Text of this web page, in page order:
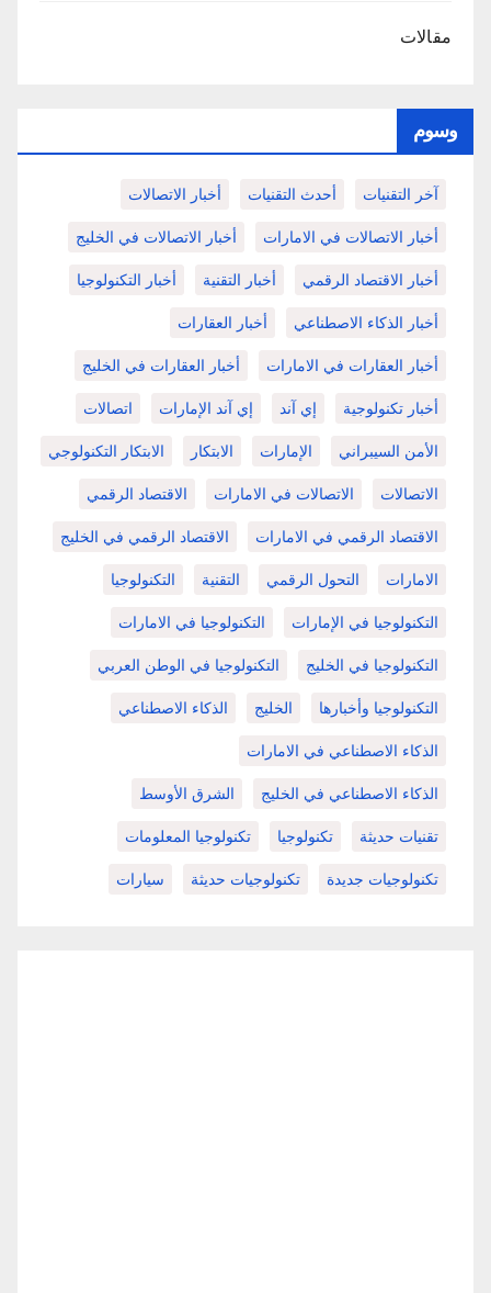
مقالات
وسوم
آخر التقنيات أحدث التقنيات أخبار الاتصالات
أخبار الاتصالات في الامارات أخبار الاتصالات في الخليج
أخبار الاقتصاد الرقمي أخبار التقنية أخبار التكنولوجيا
أخبار الذكاء الاصطناعي أخبار العقارات
أخبار العقارات في الامارات أخبار العقارات في الخليج
أخبار تكنولوجية إي آند إي آند الإمارات اتصالات
الأمن السيبراني الإمارات الابتكار الابتكار التكنولوجي
الاتصالات الاتصالات في الامارات الاقتصاد الرقمي
الاقتصاد الرقمي في الامارات الاقتصاد الرقمي في الخليج
الامارات التحول الرقمي التقنية التكنولوجيا
التكنولوجيا في الإمارات التكنولوجيا في الامارات
التكنولوجيا في الخليج التكنولوجيا في الوطن العربي
التكنولوجيا وأخبارها الخليج الذكاء الاصطناعي
الذكاء الاصطناعي في الامارات
الذكاء الاصطناعي في الخليج الشرق الأوسط
تقنيات حديثة تكنولوجيا تكنولوجيا المعلومات
تكنولوجيات جديدة تكنولوجيات حديثة سيارات